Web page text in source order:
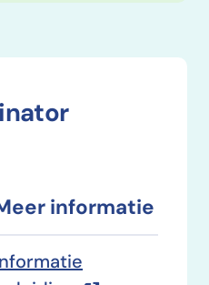
informatie